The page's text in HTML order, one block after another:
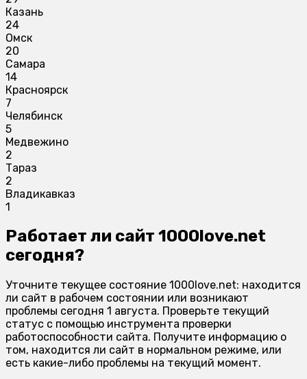
Казань
24
Омск
20
Самара
14
Красноярск
7
Челябинск
5
Медвежино
2
Тараз
2
Владикавказ
1
Работает ли сайт 1000love.net
сегодня?
Уточните текущее состояние 1000love.net: находится
ли сайт в рабочем состоянии или возникают
проблемы сегодня 1 августа. Проверьте текущий
статус с помощью инструмента проверки
работоспособности сайта. Получите информацию о
том, находится ли сайт в нормальном режиме, или
есть какие-либо проблемы на текущий момент.